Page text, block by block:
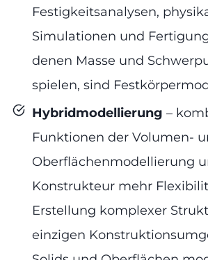
Festigkeitsanalysen,
Simulationen und
denen Masse und
spielen, sind
Hybridmodellierung –
Funktionen der Volumen-
Oberflächenmodellierung
Konstrukteur mehr
Erstellung komplexer
einzigen